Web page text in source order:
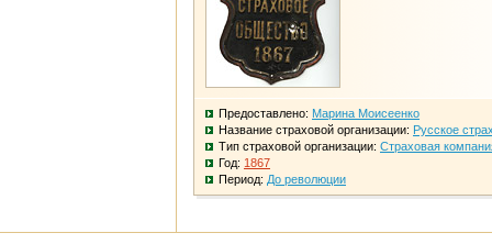
Предоставлено: Марина Моисеенко
Название страховой организации: Русское
Тип страховой организации: Страховая
Год: 1867
Период: До революции